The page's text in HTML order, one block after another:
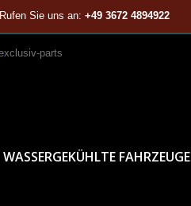
Rufen Sie uns an: +49 3672 4894922
WASSERGEKÜHLTE FAHRZEUGE